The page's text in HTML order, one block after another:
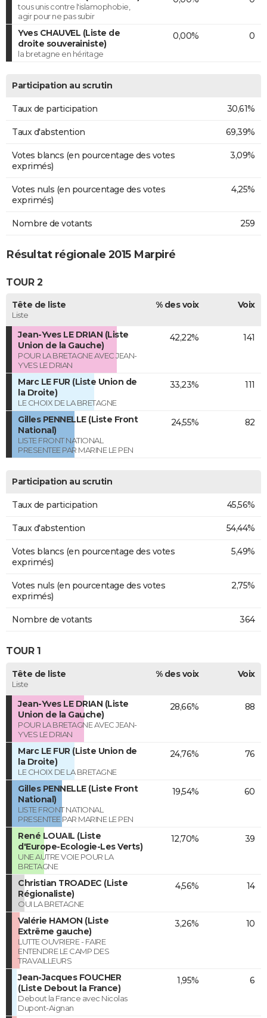
tous unis contre l'islamophobie,
agir pour ne pas subir
Yves CHAUVEL (Liste de
droite souverainiste)
la bretagne en héritage
0,00% 0
Participation au scrutin
Taux de participation 30,61%
Taux d'abstention 69,39%
Votes blancs (en pourcentage des votes
exprimés)
3,09%
Votes nuls (en pourcentage des votes
exprimés)
4,25%
Nombre de votants 259
Résultat régionale 2015 Marpiré
TOUR 2
Tête de liste
Liste
% des voix Voix
Jean-Yves LE DRIAN (Liste
Union de la Gauche)
POUR LA BRETAGNE AVEC JEAN-
YVES LE DRIAN
42,22% 141
Marc LE FUR (Liste Union de
la Droite)
LE CHOIX DE LA BRETAGNE
33,23% 111
Gilles PENNELLE (Liste Front
National)
LISTE FRONT NATIONAL
PRESENTEE PAR MARINE LE PEN
24,55% 82
Participation au scrutin
Taux de participation 45,56%
Taux d'abstention 54,44%
Votes blancs (en pourcentage des votes
exprimés)
5,49%
Votes nuls (en pourcentage des votes
exprimés)
2,75%
Nombre de votants 364
TOUR 1
Tête de liste
Liste
% des voix Voix
Jean-Yves LE DRIAN (Liste
Union de la Gauche)
POUR LA BRETAGNE AVEC JEAN-
YVES LE DRIAN
28,66% 88
Marc LE FUR (Liste Union de
la Droite)
LE CHOIX DE LA BRETAGNE
24,76% 76
Gilles PENNELLE (Liste Front
National)
LISTE FRONT NATIONAL
PRESENTEE PAR MARINE LE PEN
19,54% 60
René LOUAIL (Liste
d'Europe-Ecologie-Les Verts)
UNE AUTRE VOIE POUR LA
BRETAGNE
12,70% 39
Christian TROADEC (Liste
Régionaliste)
OUI LA BRETAGNE
4,56% 14
Valérie HAMON (Liste
Extrême gauche)
LUTTE OUVRIERE - FAIRE
ENTENDRE LE CAMP DES
TRAVAILLEURS
3,26% 10
Jean-Jacques FOUCHER
(Liste Debout la France)
Debout la France avec Nicolas
Dupont-Aignan
1,95% 6